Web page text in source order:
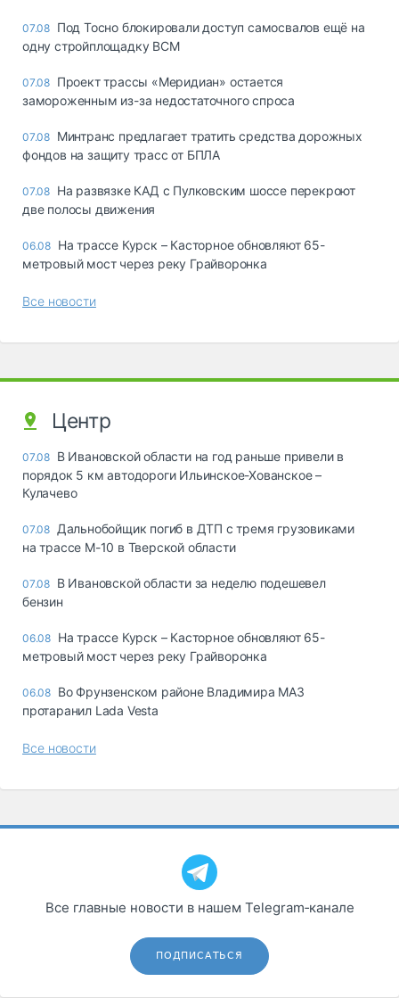
07.08 Под Тосно блокировали доступ самосвалов ещё на
одну стройплощадку ВСМ
07.08 Проект трассы «Меридиан» остается
замороженным из-за недостаточного спроса
07.08 Минтранс предлагает тратить средства дорожных
фондов на защиту трасс от БПЛА
07.08 На развязке КАД с Пулковским шоссе перекроют
две полосы движения
06.08 На трассе Курск – Касторное обновляют 65-
метровый мост через реку Грайворонка
Все новости
Центр
07.08 В Ивановской области на год раньше привели в
порядок 5 км автодороги Ильинское-Хованское –
Кулачево
07.08 Дальнобойщик погиб в ДТП с тремя грузовиками
на трассе М-10 в Тверской области
07.08 В Ивановской области за неделю подешевел
бензин
06.08 На трассе Курск – Касторное обновляют 65-
метровый мост через реку Грайворонка
06.08 Во Фрунзенском районе Владимира МАЗ
протаранил Lada Vesta
Все новости
Все главные новости в нашем Telegram‑канале
ПОДПИСАТЬСЯ